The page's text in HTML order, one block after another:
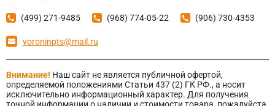
(499) 271-9485 (968) 774-05-22 (906) 730-4353
voroninpts@mail.ru
Внимание! Наш сайт не является публичной офертой,
определяемой положениями Статьи 437 (2) ГК РФ., а носит
исключительно информационный характер. Для получения